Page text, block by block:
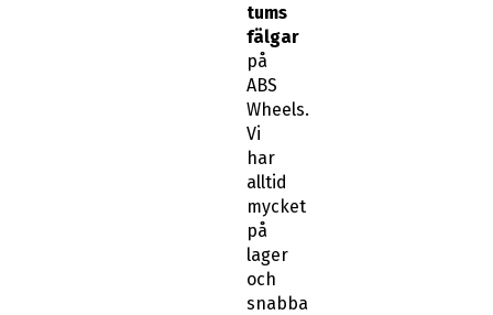
tums
fälgar
på
ABS
Wheels.
Vi
har
alltid
mycket
på
lager
och
snabba